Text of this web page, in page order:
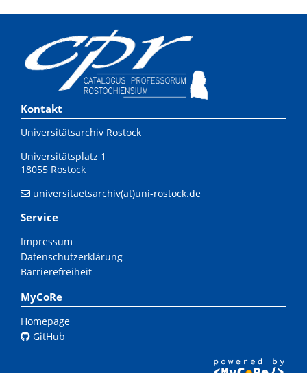
Kontakt
Universitätsarchiv Rostock
Universitätsplatz 1
18055 Rostock
universitaetsarchiv(at)uni-rostock.de
Service
Impressum
Datenschutzerklärung
Barrierefreiheit
MyCoRe
Homepage
GitHub